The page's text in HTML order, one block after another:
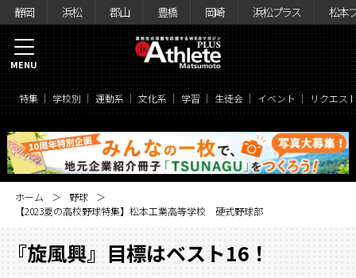
静岡 浜松 郡山 豊橋 岡崎 浜松プラス 松本
特集 学校別 運動系 文化系 学習 生徒会 イベント リクエス
MENU
ホーム
野球
【2023夏の高校野球特集】松本工業高等学校 硬式野球部
『旋風興』目標はベスト16！